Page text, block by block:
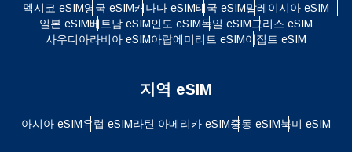
멕시코 eSIM영국 eSIM캐나다 eSIM태국 eSIM말레이시아 eSIM
일본 eSIM베트남 eSIM인도 eSIM독일 eSIM그리스 eSIM
사우디아라비아 eSIM아랍에미리트 eSIM이집트 eSIM
지역 eSIM
아시아 eSIM유럽 ​​eSIM라틴 아메리카 eSIM중동 eSIM북미 eSIM